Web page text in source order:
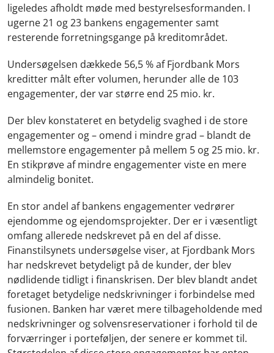
ligeledes afholdt møde med bestyrelsesformanden. I
ugerne 21 og 23 bankens engagementer samt
resterende forretningsgange på kreditområdet.
Undersøgelsen dækkede 56,5 % af Fjordbank Mors
kreditter målt efter volumen, herunder alle de 103
engagementer, der var større end 25 mio. kr.
Der blev konstateret en betydelig svaghed i de store
engagementer og – omend i mindre grad – blandt de
mellemstore engagementer på mellem 5 og 25 mio. kr.
En stikprøve af mindre engagementer viste en mere
almindelig bonitet.
En stor andel af bankens engagementer vedrører
ejendomme og ejendomsprojekter. Der er i væsentligt
omfang allerede nedskrevet på en del af disse.
Finanstilsynets undersøgelse viser, at Fjordbank Mors
har nedskrevet betydeligt på de kunder, der blev
nødlidende tidligt i finanskrisen. Der blev blandt andet
foretaget betydelige nedskrivninger i forbindelse med
fusionen. Banken har været mere tilbageholdende med
nedskrivninger og solvensreservationer i forhold til de
forværringer i porteføljen, der senere er kommet til.